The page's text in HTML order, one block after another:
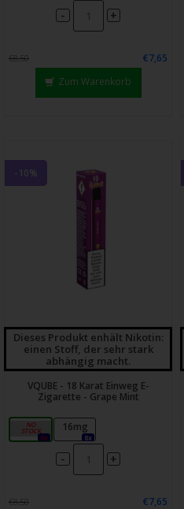
- +
€8,50
€7,65
Zum Warenkorb
-10%
Dieses Produkt enhält Nikotin:
einen Stoff, der sehr stark
abhängig macht.
VQUBE - 18 Karat Einweg E-
Zigarette - Grape Mint
0mg
0x
16mg
8x
- +
€8,50
€7,65